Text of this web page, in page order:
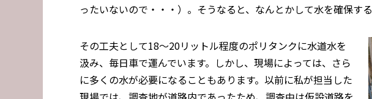
ったいないので・・・）。そうなると、なんとかして水を確保する
その工夫として18～20リットル程度のポリタンクに水道水を
汲み、毎日車で運んでいます。しかし、現場によっては、さら
に多くの水が必要になることもあります。以前に私が担当した